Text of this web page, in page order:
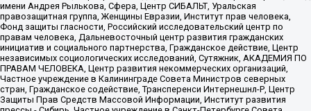
имени Андрея Рылькова, Сфера, Центр СИБАЛЬТ, Уральская
правозащитная группа, Женщины Евразии, Институт прав человека,
Фонд защиты гласности, Российский исследовательский центр по
правам человека, Дальневосточный центр развития гражданских
инициатив и социального партнерства, Гражданское действие, Центр
независимых социологических исследований, Сутяжник, АКАДЕМИЯ ПО
ПРАВАМ ЧЕЛОВЕКА, Центр развития некоммерческих организаций,
Частное учреждение в Калининграде Совета Министров северных
стран, Гражданское содействие, Трансперенси Интернешнл-Р, Центр
Защиты Прав Средств Массовой Информации, Институт развития